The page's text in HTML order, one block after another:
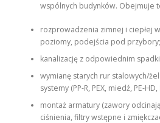
wspólnych budynków. Obejmuje
rozprowadzenia zimnej i ciepłej
poziomy, podejścia pod przybory;
kanalizację z odpowiednim
wymianę starych rur stalowych/
systemy (PP-R, PEX, miedź, PE-HD,
montaż armatury (zawory
ciśnienia, filtry wstępne i